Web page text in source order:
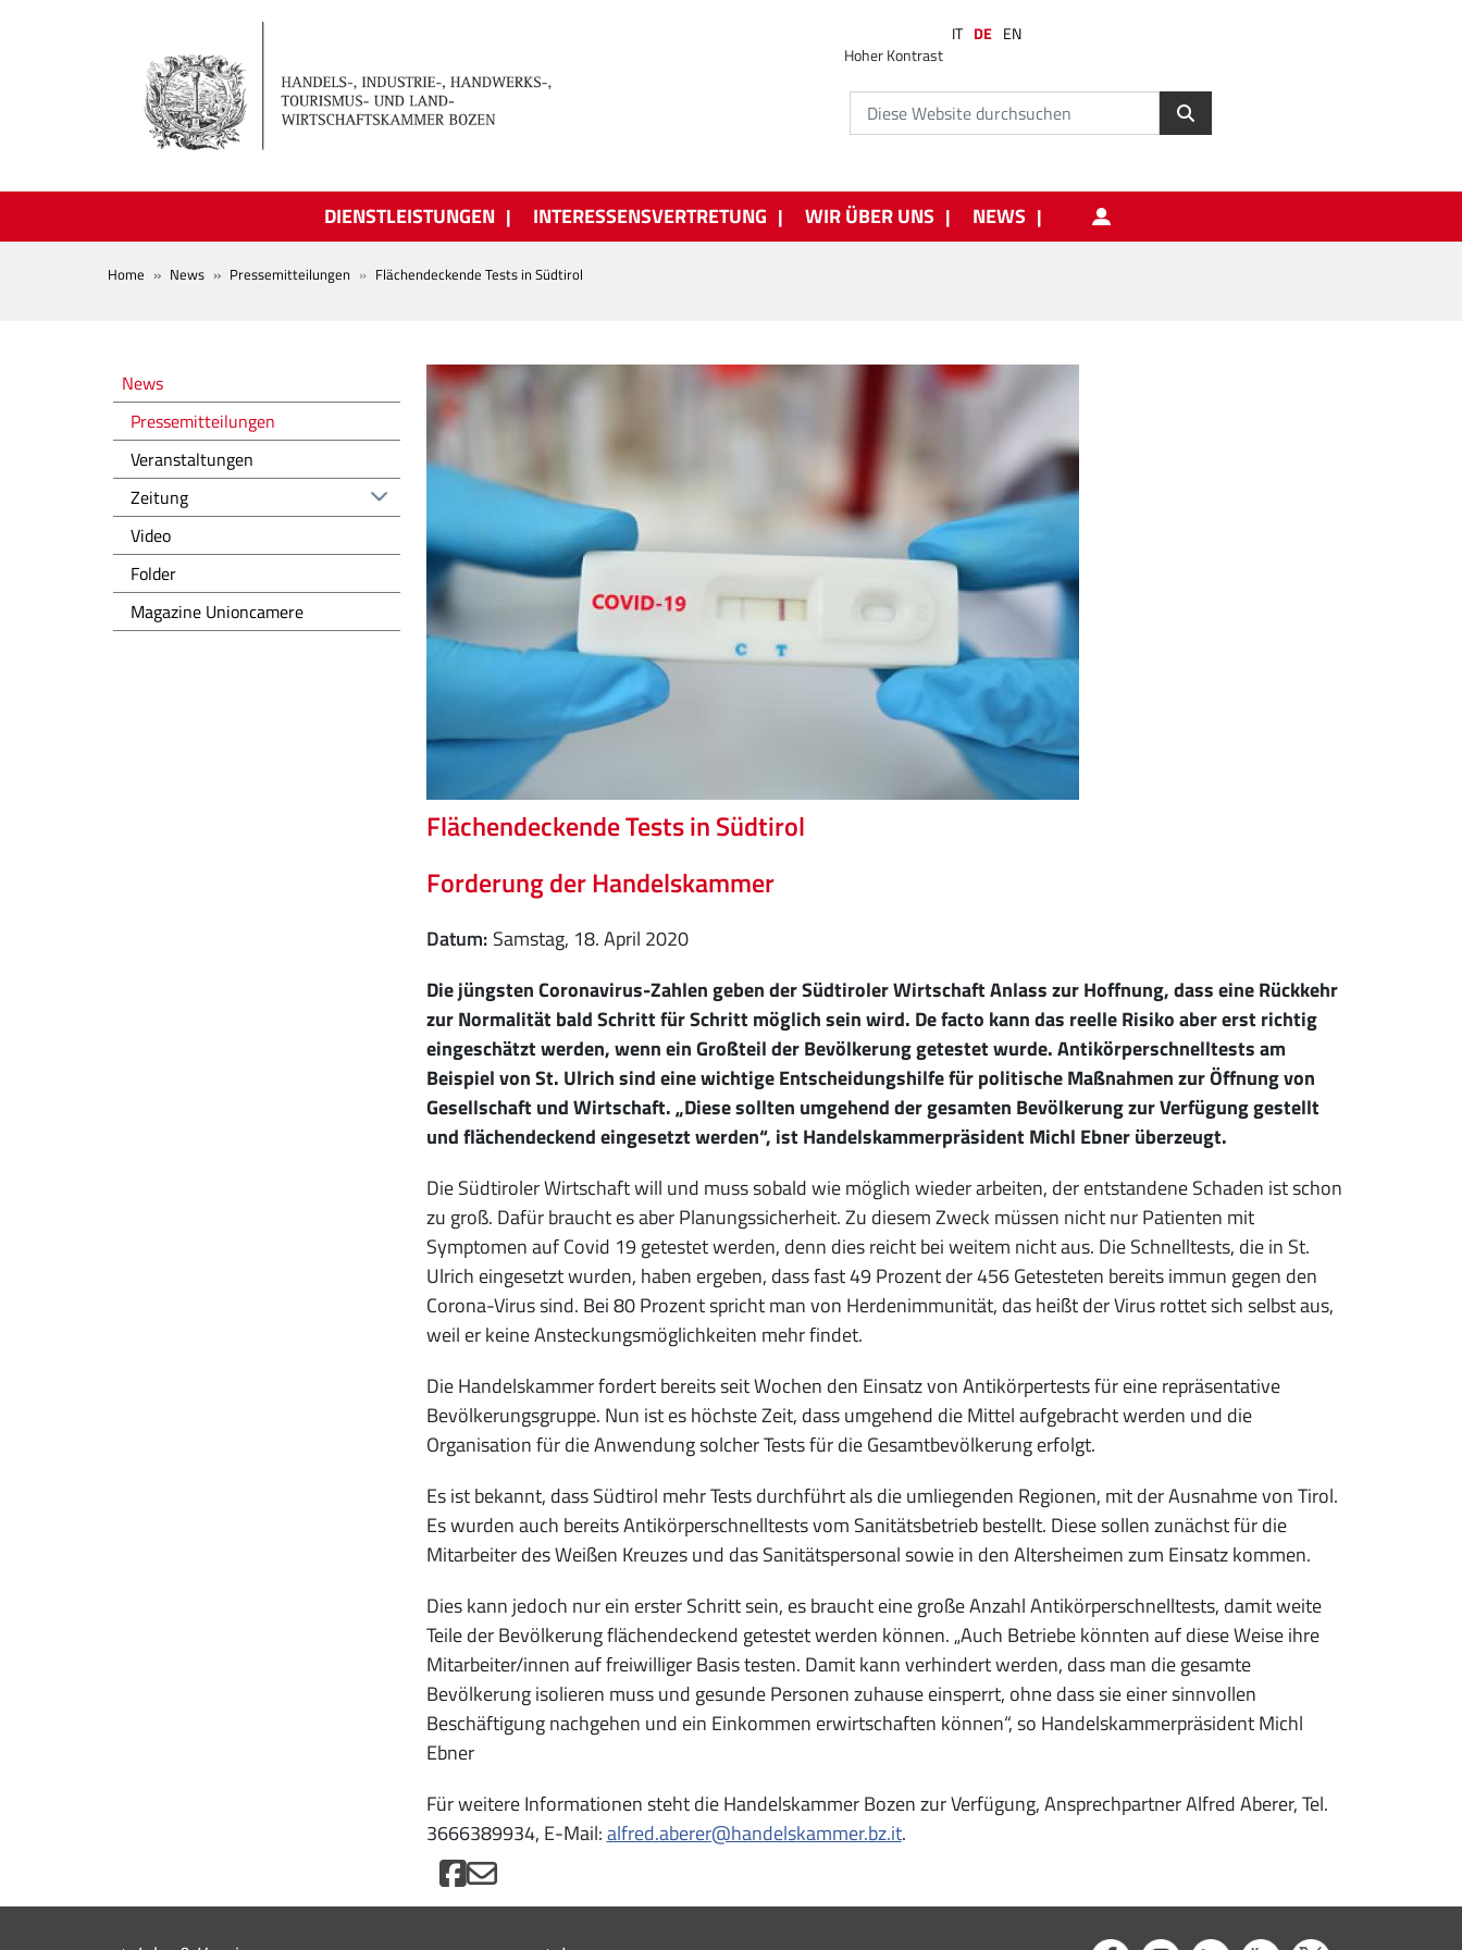
Hoher Kontrast
IT DE EN
DIENSTLEISTUNGEN INTERESSENSVERTRETUNG WIR ÜBER UNS NEWS
BREADCRUMB
Home News Pressemitteilungen Flächendeckende Tests in Südtirol
Flächendeckende Tests in Südtirol
Forderung der Handelskammer
Datum Samstag, 18. April 2020
Die jüngsten Coronavirus-Zahlen geben der Südtiroler Wirtschaft Anlass zur Hoffnung, dass eine Rückkehr
zur Normalität bald Schritt für Schritt möglich sein wird. De facto kann das reelle Risiko aber erst richtig
eingeschätzt werden, wenn ein Großteil der Bevölkerung getestet wurde. Antikörperschnelltests am
Beispiel von St. Ulrich sind eine wichtige Entscheidungshilfe für politische Maßnahmen zur Öffnung von
Gesellschaft und Wirtschaft. „Diese sollten umgehend der gesamten Bevölkerung zur Verfügung gestellt
und flächendeckend eingesetzt werden“, ist Handelskammerpräsident Michl Ebner überzeugt.
Die Südtiroler Wirtschaft will und muss sobald wie möglich wieder arbeiten, der entstandene Schaden ist schon
zu groß. Dafür braucht es aber Planungssicherheit. Zu diesem Zweck müssen nicht nur Patienten mit
Symptomen auf Covid 19 getestet werden, denn dies reicht bei weitem nicht aus. Die Schnelltests, die in St.
Ulrich eingesetzt wurden, haben ergeben, dass fast 49 Prozent der 456 Getesteten bereits immun gegen den
Corona-Virus sind. Bei 80 Prozent spricht man von Herdenimmunität, das heißt der Virus rottet sich selbst aus,
weil er keine Ansteckungsmöglichkeiten mehr findet.
Die Handelskammer fordert bereits seit Wochen den Einsatz von Antikörpertests für eine repräsentative
Bevölkerungsgruppe. Nun ist es höchste Zeit, dass umgehend die Mittel aufgebracht werden und die
Organisation für die Anwendung solcher Tests für die Gesamtbevölkerung erfolgt.
Es ist bekannt, dass Südtirol mehr Tests durchführt als die umliegenden Regionen, mit der Ausnahme von Tirol.
Es wurden auch bereits Antikörperschnelltests vom Sanitätsbetrieb bestellt. Diese sollen zunächst für die
Mitarbeiter des Weißen Kreuzes und das Sanitätspersonal sowie in den Altersheimen zum Einsatz kommen.
Dies kann jedoch nur ein erster Schritt sein, es braucht eine große Anzahl Antikörperschnelltests, damit weite
Teile der Bevölkerung flächendeckend getestet werden können. „Auch Betriebe könnten auf diese Weise ihre
Mitarbeiter/innen auf freiwilliger Basis testen. Damit kann verhindert werden, dass man die gesamte
Bevölkerung isolieren muss und gesunde Personen zuhause einsperrt, ohne dass sie einer sinnvollen
Beschäftigung nachgehen und ein Einkommen erwirtschaften können“, so Handelskammerpräsident Michl
Ebner
Für weitere Informationen steht die Handelskammer Bozen zur Verfügung, Ansprechpartner Alfred Aberer, Tel.
3666389934, E-Mail:alfred.aberer@handelskammer.bz.it.
Novità
News
Pressemitteilungen
Veranstaltungen
Zeitung
Video
Folder
Magazine Unioncamere